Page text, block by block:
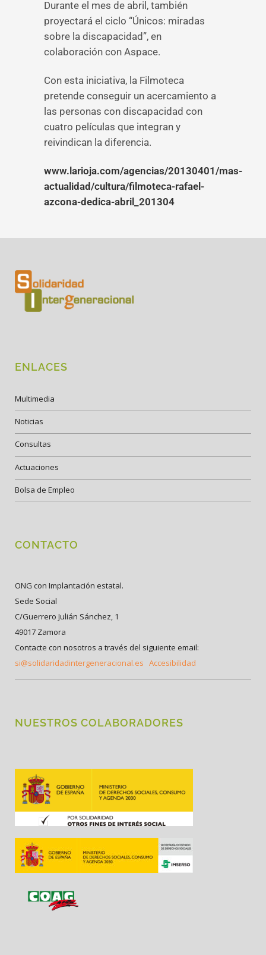
Durante el mes de abril, también
proyectará el ciclo “Únicos: miradas
sobre la discapacidad”, en
colaboración con Aspace.
Con esta iniciativa, la Filmoteca
pretende conseguir un acercamiento a
las personas con discapacidad con
cuatro películas que integran y
reivindican la diferencia.
www.larioja.com/agencias/20130401/mas-
actualidad/cultura/filmoteca-rafael-
azcona-dedica-abril_201304
ENLACES
Multimedia
Noticias
Consultas
Actuaciones
Bolsa de Empleo
CONTACTO
ONG con Implantación estatal.
Sede Social
C/Guerrero Julián Sánchez, 1
49017 Zamora
Contacte con nosotros a través del siguiente email:
si@solidaridadintergeneracional.es Accesibilidad
NUESTROS COLABORADORES